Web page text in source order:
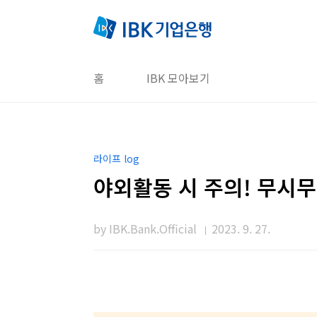
홈 IBK 모아보기
라이프 log
야외활동 시 주의! 무시
by IBK.Bank.Official 2023. 9. 27.